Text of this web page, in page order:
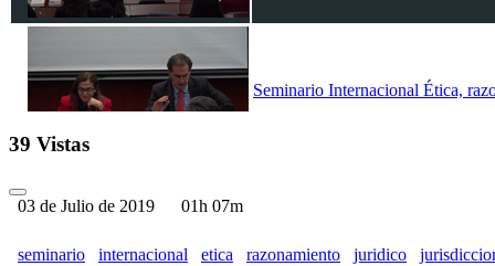
Seminario Internacional Ética,
39 Vistas
03 de Julio de 2019 01h 07m
seminario internacional etica razonamiento juridico